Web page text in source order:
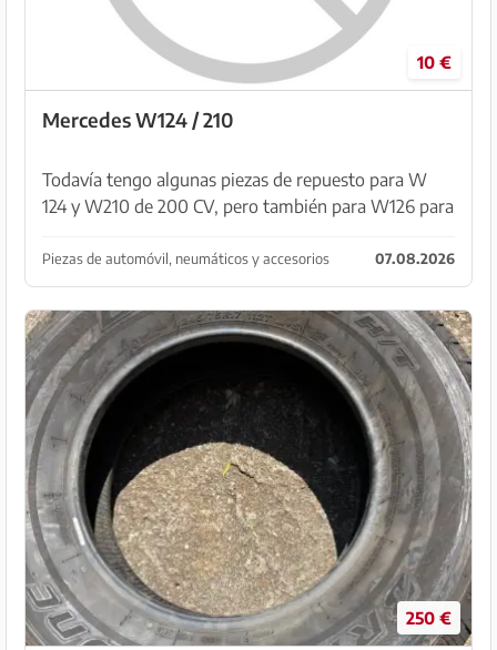
10 €
Mercedes W124 / 210
Todavía tengo algunas piezas de repuesto para W
124 y W210 de 200 CV, pero también para W126 para
Piezas de automóvil, neumáticos y accesorios 07.08.2026
250 €